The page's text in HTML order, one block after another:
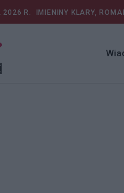
2026 R. IMIENINY KLARY,